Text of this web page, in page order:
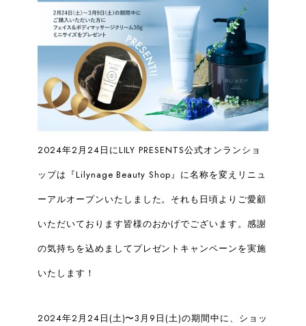
2024年2月24日にLILY PRESENTS公式オンランショ
ップは『Lilynage Beauty Shop』に名称を変えリニュ
ーアルオープンいたしました。それも日頃よりご愛顧
いただいております皆様のおかげでございます。感謝
の気持ちを込めましてプレゼントキャンペーンを実施
いたします！
2024年2月24日(土)〜3月9日(土)の期間中に、ショッ